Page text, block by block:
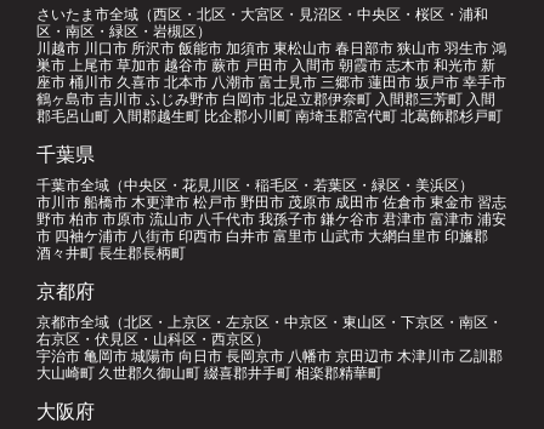
さいたま市全域（西区・北区・大宮区・見沼区・中央区・桜区・浦和
区・南区・緑区・岩槻区）
川越市 川口市 所沢市 飯能市 加須市 東松山市 春日部市 狭山市 羽生市 鴻
巣市 上尾市 草加市 越谷市 蕨市 戸田市 入間市 朝霞市 志木市 和光市 新
座市 桶川市 久喜市 北本市 八潮市 富士見市 三郷市 蓮田市 坂戸市 幸手市
鶴ヶ島市 吉川市 ふじみ野市 白岡市 北足立郡伊奈町 入間郡三芳町 入間
郡毛呂山町 入間郡越生町 比企郡小川町 南埼玉郡宮代町 北葛飾郡杉戸町
千葉県
千葉市全域（中央区・花見川区・稲毛区・若葉区・緑区・美浜区）
市川市 船橋市 木更津市 松戸市 野田市 茂原市 成田市 佐倉市 東金市 習志
野市 柏市 市原市 流山市 八千代市 我孫子市 鎌ケ谷市 君津市 富津市 浦安
市 四袖ケ浦市 八街市 印西市 白井市 富里市 山武市 大網白里市 印旛郡
酒々井町 長生郡長柄町
京都府
京都市全域（北区・上京区・左京区・中京区・東山区・下京区・南区・
右京区・伏見区・山科区・西京区）
宇治市 亀岡市 城陽市 向日市 長岡京市 八幡市 京田辺市 木津川市 乙訓郡
大山崎町 久世郡久御山町 綴喜郡井手町 相楽郡精華町
大阪府